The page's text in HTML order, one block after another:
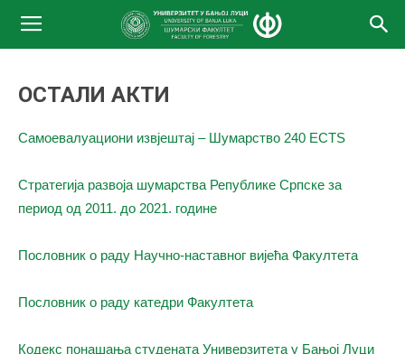
ОСТАЛИ АКТИ
Самоевалуациони извјештај – Шумарство 240 ECTS
Стратегија развоја шумарства Републике Српске за
период од 2011. до 2021. године
Пословник о раду Научно-наставног вијећа Факултета
Пословник о раду катедри Факултета
Кодекс понашања студената Универзитета у Бањој Луци